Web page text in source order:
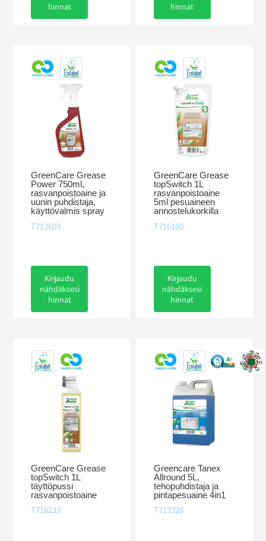
hinnat
hinnat
GreenCare Grease
Power 750ml,
rasvanpoistoaine ja
uunin puhdistaja,
käyttövalmis spray
T713603
Kirjaudu
nähdäksesi
hinnat
GreenCare Grease
topSwitch 1L
rasvanpoistoaine
5ml pesuaineen
annostelukorkilla
T716160
Kirjaudu
nähdäksesi
hinnat
GreenCare Grease
topSwitch 1L
täyttöpussi
rasvanpoistoaine
T716233
Greencare Tanex
Allround 5L,
tehopuhdistaja ja
pintapesuaine 4in1
T713328